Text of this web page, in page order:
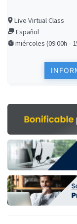
Live Virtual Class
Español
miércoles (09:00h -